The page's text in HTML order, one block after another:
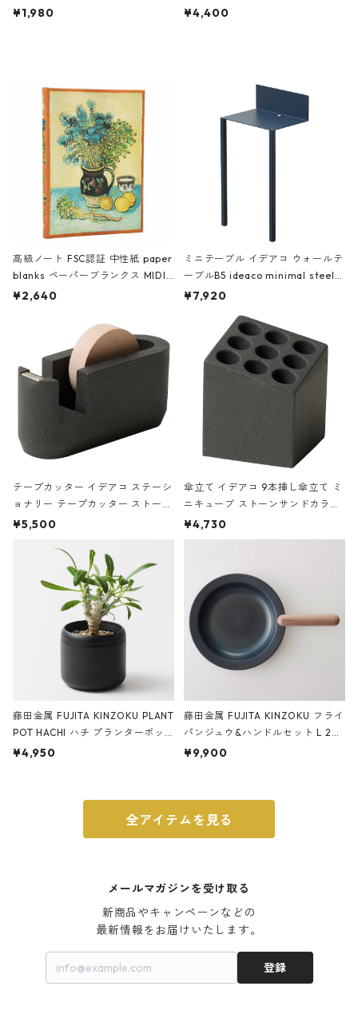
ch 3532 ルートート WR.ポーチ.ラ
¥1,980
AKU Timeless 100パーセント ス
¥4,400
高級ノート FSC認証 中性紙 paper
blanks ペーパーブランクス MIDI
ハードカバー 罫線 ヴァン・ゴッホ
¥2,640
ミニテーブル イデアコ ウォールテ
ーブルB5 ideaco minimal steel f
urniture WALL Table B5 ネイビー
¥7,920
テープカッター イデアコ ステーシ
ョナリー テープカッター ストーン
サンドカラー 石調 ideaco Station
¥5,500
傘立て イデアコ 9本挿し傘立て ミ
ニキューブ ストーンサンドカラー
石調 ideaco Umbrella Stand CUB
E ストーンサンドブラック
¥4,730
藤田金属 FUJITA KINZOKU PLANT
POT HACHI ハチ プランターポッ
ト 3号 ブラック
¥4,950
藤田金属 FUJITA KINZOKU フライ
パンジュウ&ハンドルセット L 24c
m ガス火・IH対応 鉄フライパン
¥9,900
全アイテムを見る
メールマガジンを受け取る
新商品やキャンペーンなどの
最新情報をお届けいたします。
登録